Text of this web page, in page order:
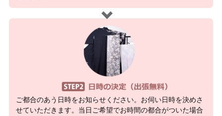
ご都合のあう日時をお知らせください。お伺い日時を決めさ
せていただきます。当日ご希望でお時間の都合がついた場合